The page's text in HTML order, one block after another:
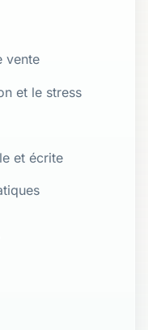
vente
et le stress
et écrite